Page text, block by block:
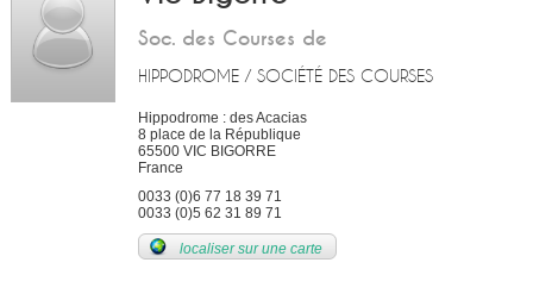
Soc. des Courses de
HIPPODROME / SOCIÉTÉ DES COURSES
Hippodrome : des Acacias
8 place de la République
65500 VIC BIGORRE
France
0033 (0)6 77 18 39 71
0033 (0)5 62 31 89 71
localiser sur une carte